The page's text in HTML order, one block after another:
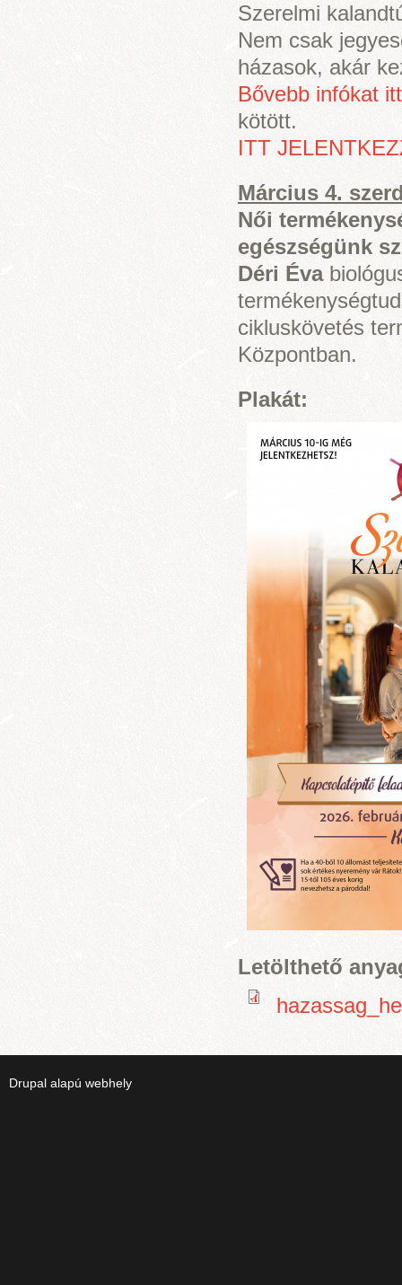
Szerelmi
Nem csak
házasok, akár
Bővebb infókat
kötött.
ITT
Március 4.
Női
egészségünk
Déri Éva
cikluskövetés
Központban.
Plakát:
Letölthető
Drupal alapú webhely